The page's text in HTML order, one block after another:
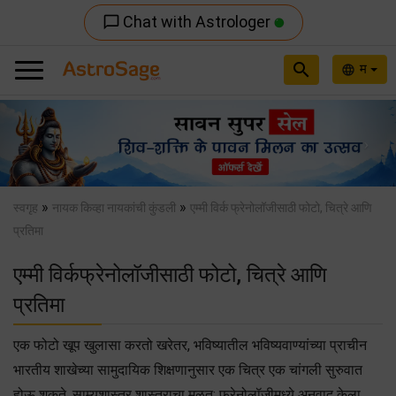
chat_bubble_outline Chat with Astrologer
language म
search
Previous
स्वगृह » नायक किव्हा नायकांची कुंडली » एम्मी विर्क फ्रेनोलॉजीसाठी फोटो, चित्रे आणि
प्रतिमा
एम्मी विर्कफ्रेनोलॉजीसाठी फोटो, चित्रे आणि
प्रतिमा
एक फोटो खूप खुलासा करतो खरेतर, भविष्यातील भविष्यवाण्यांच्या प्राचीन
भारतीय शाखेच्या सामुदायिक शिक्षणानुसार एक चित्र एक चांगली सुरुवात